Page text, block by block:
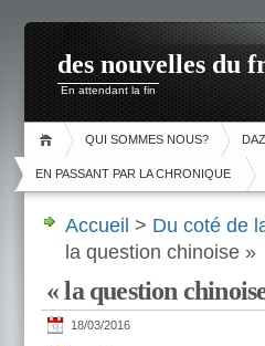
des nouvelles du
En attendant la fin
QUI SOMMES NOUS?
EN PASSANT PAR LA CHRONIQUE
Accueil > Du coté de
la question chinoise »
« la question
18/03/2016